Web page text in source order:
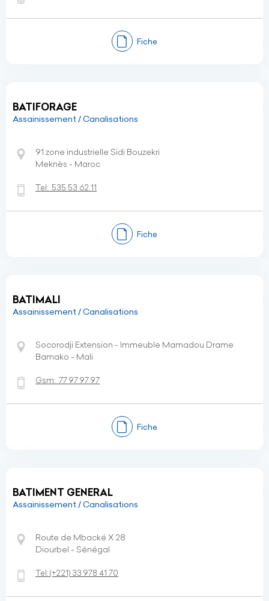
Fiche
BATIFORAGE
Assainissement / Canalisations
91 zone industrielle Sidi Bouzekri
Meknès - Maroc
Tel: 535 53 62 11
Fiche
BATIMALI
Assainissement / Canalisations
Socorodji Extension - Immeuble Mamadou Drame
Bamako - Mali
Gsm: 77 97 97 97
Fiche
BATIMENT GENERAL
Assainissement / Canalisations
Route de Mbacké X 28
Diourbel - Sénégal
Tel:(+221) 33 978 41 70